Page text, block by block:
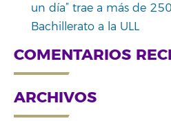
un día” trae a más de
Bachillerato a la ULL
COMENTARIOS
ARCHIVOS